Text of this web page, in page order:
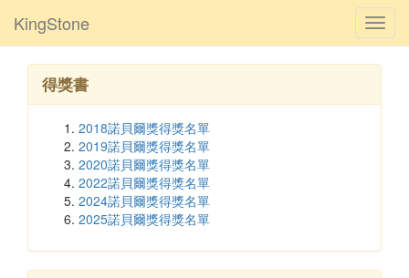
KingStone
得獎書
2018諾貝爾獎得獎名單
2019諾貝爾獎得獎名單
2020諾貝爾獎得獎名單
2022諾貝爾獎得獎名單
2024諾貝爾獎得獎名單
2025諾貝爾獎得獎名單